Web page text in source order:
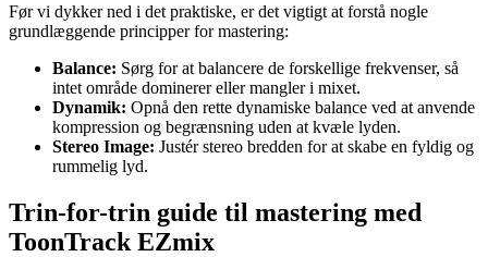
Før vi dykker ned i det praktiske, er det vigtigt at forstå nogle
grundlæggende principper for mastering:
Balance: Sørg for at balancere de forskellige frekvenser, så
intet område dominerer eller mangler i mixet.
Dynamik: Opnå den rette dynamiske balance ved at anvende
kompression og begrænsning uden at kvæle lyden.
Stereo Image: Justér stereo bredden for at skabe en fyldig og
rummelig lyd.
Trin-for-trin guide til mastering med
ToonTrack EZmix